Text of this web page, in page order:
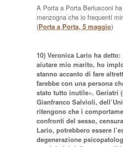
A Porta a Porta Berlusconi
menzogna che io frequenti
(Porta a Porta, 5 maggio)
10) Veronica Lario ha
aiutare mio marito, ho
stanno accanto di fare
farebbe con una persona
stato tutto inutile». Geriatri
Gianfranco Salvioli,
ritengono che i
confronti del sesso,
Lario, potrebbero essere
degenerazione